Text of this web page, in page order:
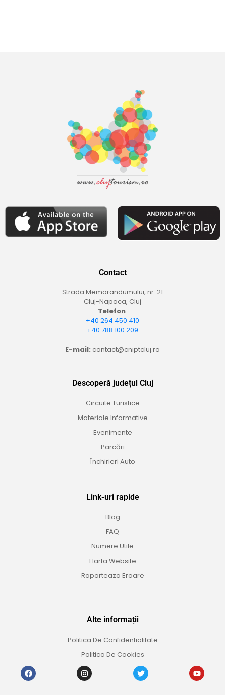
Contact
Strada Memorandumului, nr. 21
Cluj-Napoca, Cluj
Telefon:
+40 264 450 410
+40 788 100 209
E-mail: contact@cniptcluj.ro
Descoperă județul Cluj
Circuite Turistice
Materiale Informative
Evenimente
Parcări
Închirieri Auto
Link-uri rapide
Blog
FAQ
Numere Utile
Harta Website
Raporteaza Eroare
Alte informații
Politica De Confidentialitate
Politica De Cookies